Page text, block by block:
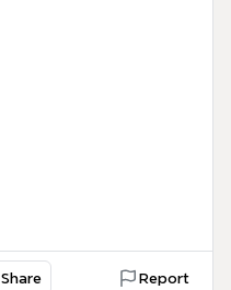
Share Report